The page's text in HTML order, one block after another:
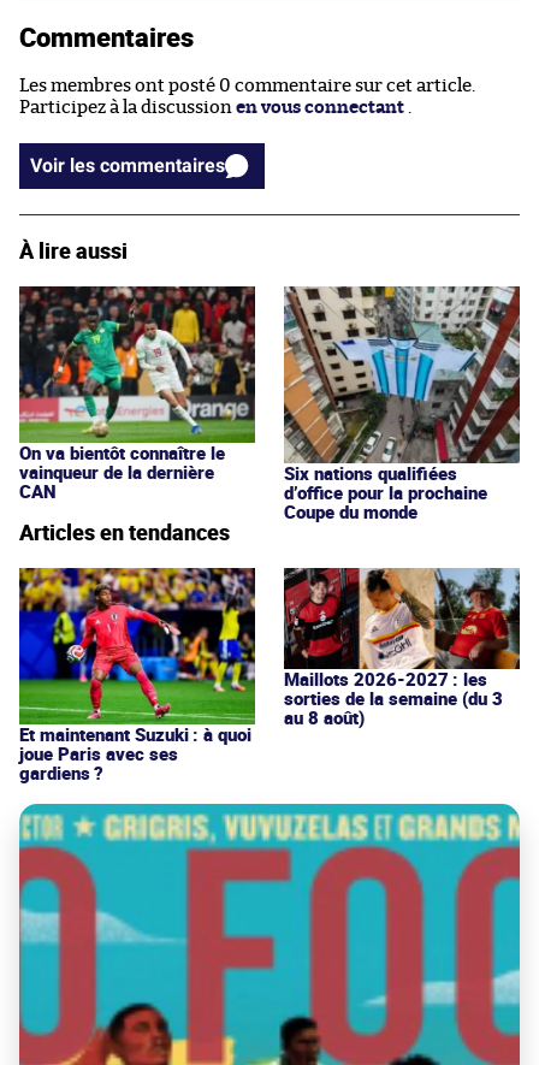
Commentaires
Les membres ont posté 0 commentaire sur cet article.
Participez à la discussion en vous connectant .
Voir les commentaires
À lire aussi
On va bientôt connaître le
vainqueur de la dernière
CAN
Six nations qualifiées
d’office pour la prochaine
Coupe du monde
Articles en tendances
Et maintenant Suzuki : à quoi
joue Paris avec ses
gardiens ?
Maillots 2026-2027 : les
sorties de la semaine (du 3
au 8 août)